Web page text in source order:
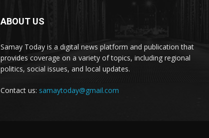
ABOUT US
Samay Today is a digital news platform and publication that
provides coverage on a variety of topics, including regional
politics, social issues, and local updates.
Contact us: samaytoday@gmail.com